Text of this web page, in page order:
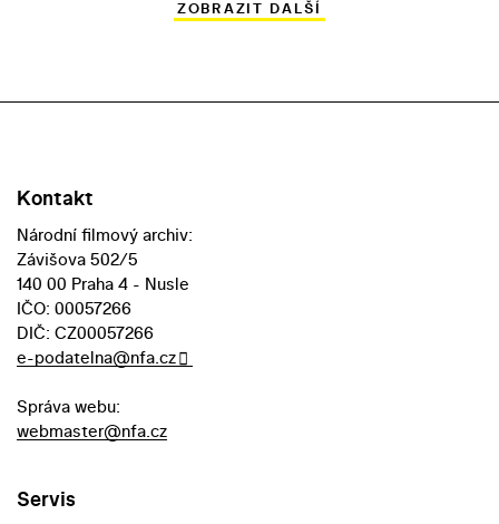
ZOBRAZIT DALŠÍ
Kontakt
Národní filmový archiv:
Závišova 502/5
140 00 Praha 4 - Nusle
IČO: 00057266
DIČ: CZ00057266
e-podatelna@nfa.cz
Správa webu:
webmaster@nfa.cz
Servis